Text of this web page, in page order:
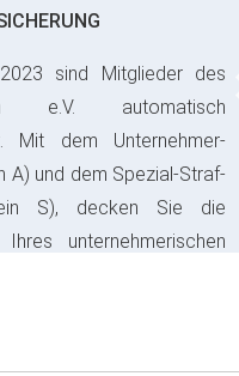
sind Mitglieder des
e.V. automatisch
Mit dem Unternehmer-
A) und dem Spezial-Straf-
S), decken Sie die
unternehmerischen
Geld.